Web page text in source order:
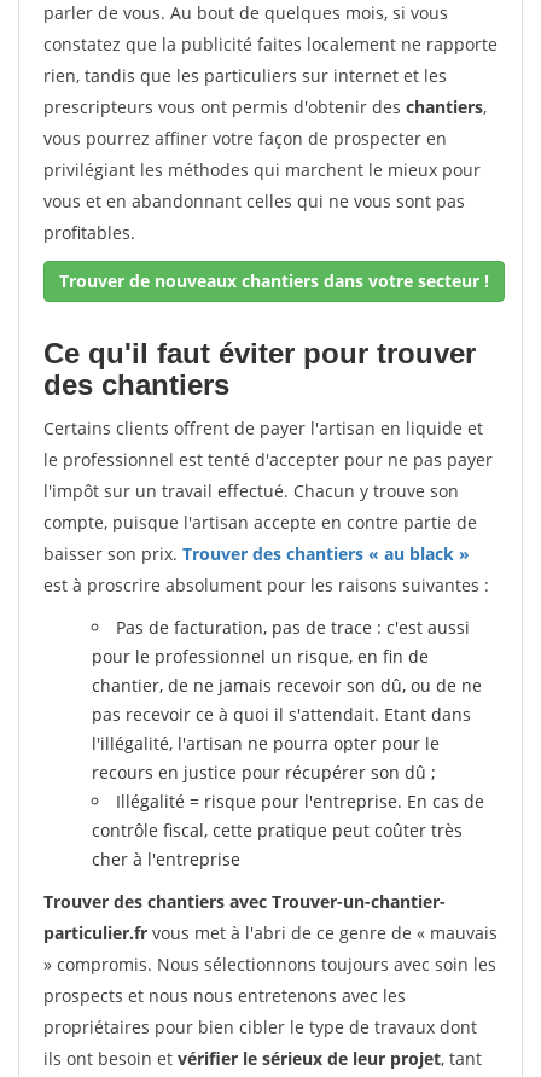
parler de vous. Au bout de quelques mois, si vous
constatez que la publicité faites localement ne rapporte
rien, tandis que les particuliers sur internet et les
prescripteurs vous ont permis d'obtenir des chantiers,
vous pourrez affiner votre façon de prospecter en
privilégiant les méthodes qui marchent le mieux pour
vous et en abandonnant celles qui ne vous sont pas
profitables.
Trouver de nouveaux chantiers dans votre secteur !
Ce qu'il faut éviter pour trouver
des chantiers
Certains clients offrent de payer l'artisan en liquide et
le professionnel est tenté d'accepter pour ne pas payer
l'impôt sur un travail effectué. Chacun y trouve son
compte, puisque l'artisan accepte en contre partie de
baisser son prix. Trouver des chantiers « au black »
est à proscrire absolument pour les raisons suivantes :
Pas de facturation, pas de trace : c'est aussi
pour le professionnel un risque, en fin de
chantier, de ne jamais recevoir son dû, ou de ne
pas recevoir ce à quoi il s'attendait. Etant dans
l'illégalité, l'artisan ne pourra opter pour le
recours en justice pour récupérer son dû ;
Illégalité = risque pour l'entreprise. En cas de
contrôle fiscal, cette pratique peut coûter très
cher à l'entreprise
Trouver des chantiers avec Trouver-un-chantier-
particulier.fr vous met à l'abri de ce genre de « mauvais
» compromis. Nous sélectionnons toujours avec soin les
prospects et nous nous entretenons avec les
propriétaires pour bien cibler le type de travaux dont
ils ont besoin et vérifier le sérieux de leur projet, tant